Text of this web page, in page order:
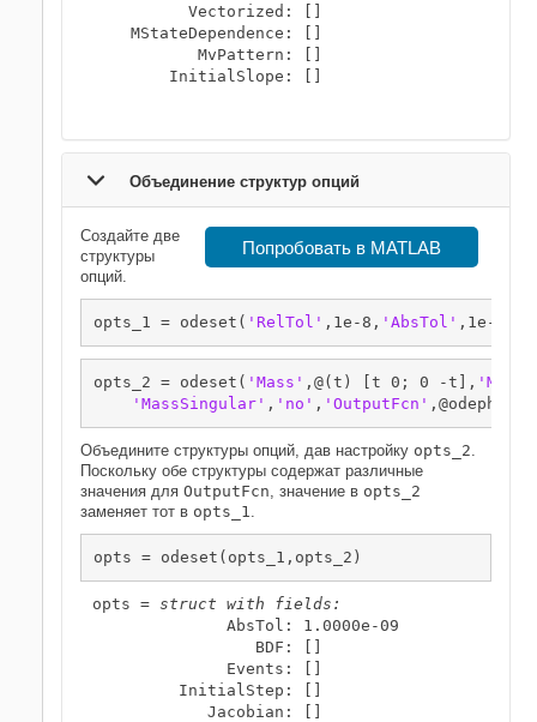
          Vectorized: []
    MStateDependence: []
           MvPattern: []
        InitialSlope: []
Объединение структур опций
Попробовать в MATLAB
Создайте две
структуры
опций.
opts_1 = odeset( 'RelTol' ,1e-8, 'AbsTol' ,1e-9,
opts_2 = odeset( 'Mass' ,@(t) [t 0; 0 -t],
'MassSingular' , 'no' , 'OutputFcn'
Объедините структуры опций, дав настройку opts_2.
Поскольку обе структуры содержат различные
значения для OutputFcn, значение в opts_2
заменяет тот в opts_1.
opts = odeset(opts_1,opts_2)
opts = struct with fields:
              AbsTol: 1.0000e-09
                 BDF: []
              Events: []
         InitialStep: []
            Jacobian: []